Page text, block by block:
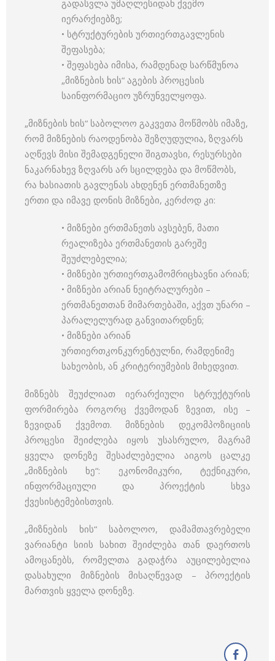
გადასვლა უმაღლესიდან ქვემო
იერარქიებზე;
• სტრუქტურების ურთიერთგავლენის
შეფასება;
• შეფასება იმისა, რამდენად სარწმუნოა
„მიზნების ხის“ აგების პროცესის
საინფორმაციო უზრუნველყოფა.
„მიზნების ხის“ საბოლოო გაკვეთა მოწმობს იმაზე,
რომ მიზნების რაოდენობა შეზღუდულია, ზღვარს
აღწევს მისი შემადგენელი შიგთავსი, რესურსები
ნაკარნახევ ზღვარს არ სცილდება და მოწმობს,
რა ხასიათის გავლენას ახდენენ ერთმანეთზე
ერთი და იმავე დონის მიზნები, კერძოდ კი:
• მიზნები ერთმანეთს ავსებენ, მათი
რეალიზება ერთმანეთის გარეშე
შეუძლებელია;
• მიზნები ურთიერთგამომრიცხავნი არიან;
• მიზნები არიან ნეიტრალურები –
ერთმანეთთან მიმართებაში, აქვთ უნარი –
პარალელურად განვითარდნენ;
• მიზნები არიან
ურთიერთკონკურენტულნი, რამდენიმე
სახეობის, ან კრიტერიუმების მიხედვით.
მიზნებს შეუძლიათ იერარქიული სტრუქტურის
ფორმირება როგორც ქვემოდან ზევით, ისე –
ზევიდან ქვემოთ. მიზნების დეკომპოზიციის
პროცესი შეიძლება იყოს უსასრულო, მაგრამ
ყველა დონეზე შესაძლებელია აიგოს ცალკე
„მიზნების ხე“: ეკონომიკური, ტექნიკური,
ინფორმაციული და პროექტის სხვა
ქვესისტემებისთვის.
„მიზნების ხის“ საბოლოო, დამამთავრებელი
ვარიანტი სიის სახით შეიძლება თან დაერთოს
ამოცანებს, რომელთა გადაჭრა აუცილებელია
დასახული მიზნების მისაღწევად – პროექტის
მართვის ყველა დონეზე.